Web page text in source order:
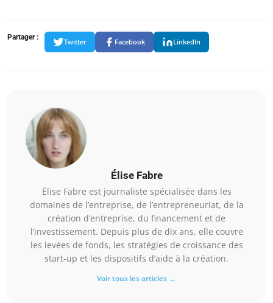
Partager :
Twitter Facebook LinkedIn
Élise Fabre
Élise Fabre est journaliste spécialisée dans les
domaines de l’entreprise, de l’entrepreneuriat, de la
création d’entreprise, du financement et de
l’investissement. Depuis plus de dix ans, elle couvre
les levées de fonds, les stratégies de croissance des
start-up et les dispositifs d’aide à la création.
Voir tous les articles →